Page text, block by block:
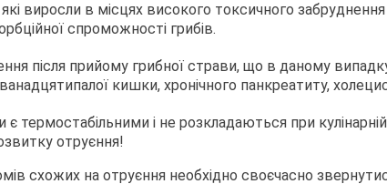
виросли в місцях високого токсичного забруднення
спроможності грибів.
після прийому грибної страви, що в даному
кишки, хронічного панкреатиту,
є термостабільними і не розкладаються при
отруєння!
схожих на отруєння необхідно своєчасно